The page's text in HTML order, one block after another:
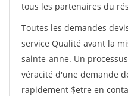
tous les partenaires du
Toutes les demandes
service Qualité avant la
sainte-anne. Un
véracité d'une demande
rapidement $etre en